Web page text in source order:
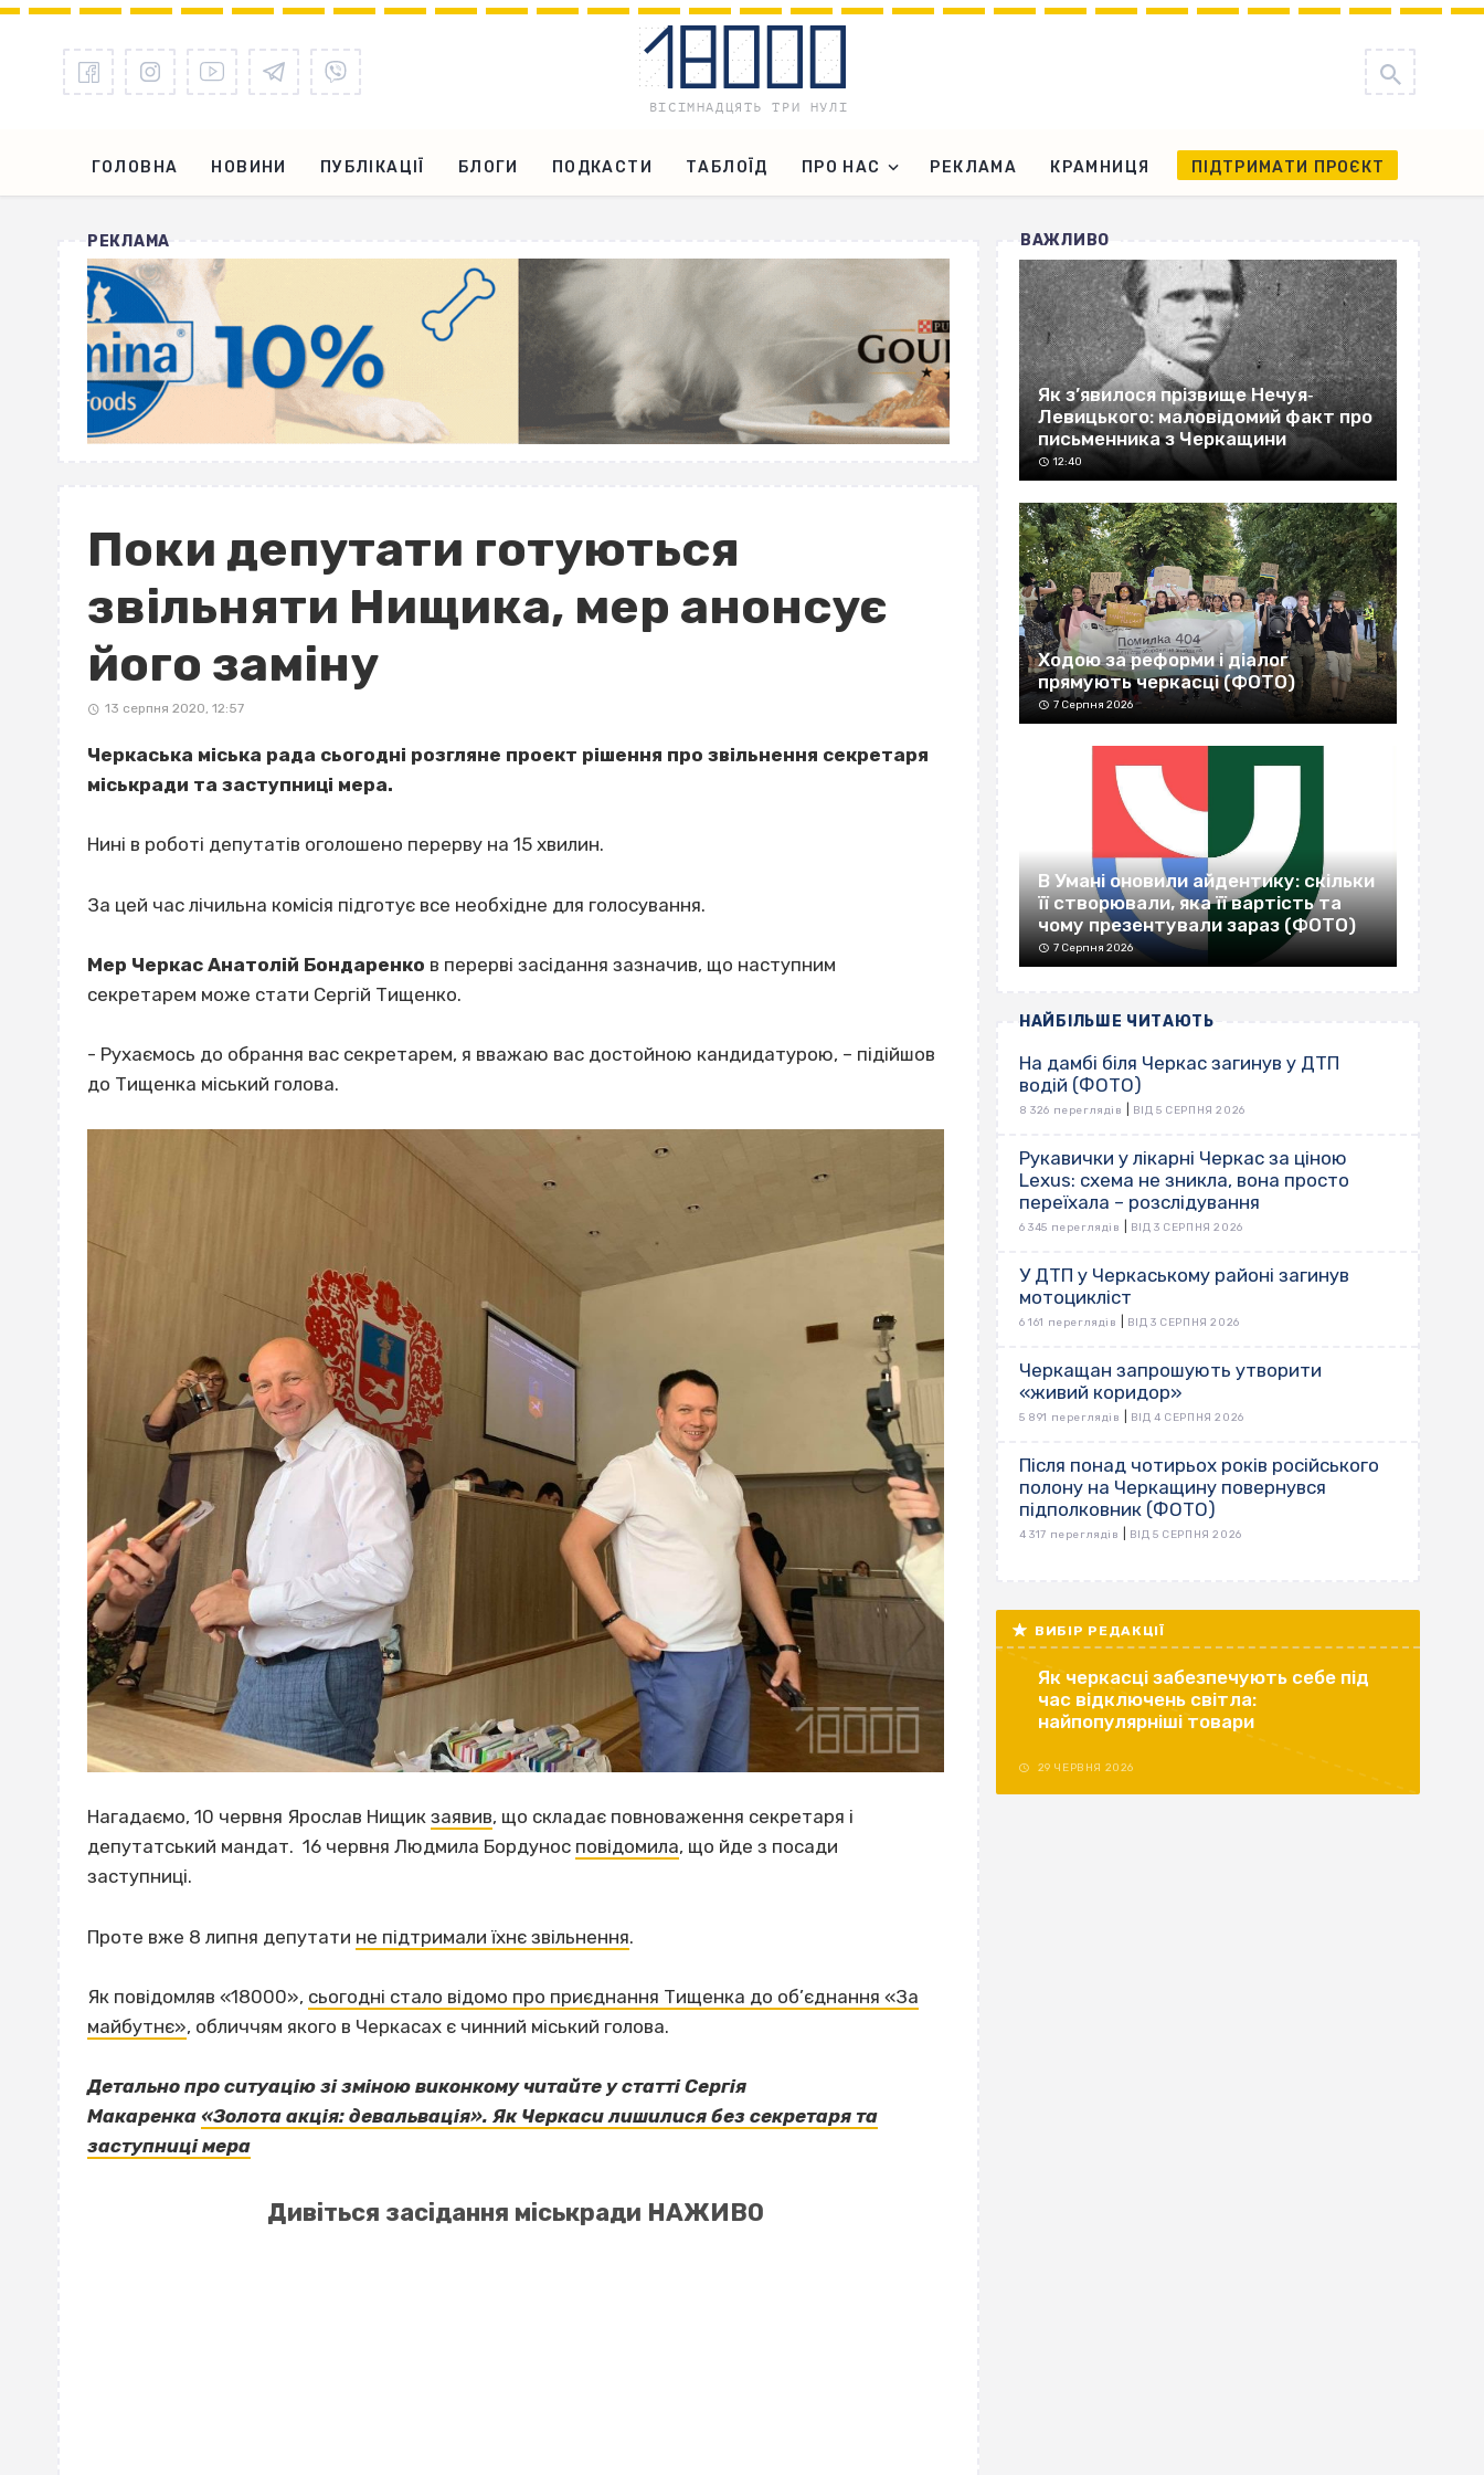
ГОЛОВНА НОВИНИ ПУБЛІКАЦІЇ БЛОГИ ПОДКАСТИ ТАБЛОЇД ПРО НАС РЕКЛАМА КРАМНИЦЯ ПІДТРИМАТИ ПРОЄКТ
РЕКЛАМА
Поки депутати готуються
звільняти Нищика, мер анонсує
його заміну
13 серпня 2020, 12:57
Черкаська міська рада сьогодні розгляне проект рішення про звільнення секретаря
міськради та заступниці мера.
Нині в роботі депутатів оголошено перерву на 15 хвилин.
За цей час лічильна комісія підготує все необхідне для голосування.
Мер Черкас Анатолій Бондаренко в перерві засідання зазначив, що наступним
секретарем може стати Сергій Тищенко.
- Рухаємось до обрання вас секретарем, я вважаю вас достойною кандидатурою, – підійшов
до Тищенка міський голова.
Нагадаємо, 10 червня Ярослав Нищик заявив, що складає повноваження секретаря і
депутатський мандат. 16 червня Людмила Бордунос повідомила, що йде з посади
заступниці.
Проте вже 8 липня депутати не підтримали їхнє звільнення.
Як повідомляв «18000», сьогодні стало відомо про приєднання Тищенка до об’єднання «За
майбутнє», обличчям якого в Черкасах є чинний міський голова.
Детально про ситуацію зі зміною виконкому читайте у статті Сергія
Макаренка «Золота акція: девальвація». Як Черкаси лишилися без секретаря та
заступниці мера
Дивіться засідання міськради НАЖИВО
ВАЖЛИВО
Як з’явилося прізвище Нечуя‐
Левицького: маловідомий факт про
письменника з Черкащини
12:40
Ходою за реформи і діалог
прямують черкасці (ФОТО)
7 Серпня 2026
В Умані оновили айдентику: скільки
її створювали, яка її вартість та
чому презентували зараз (ФОТО)
7 Серпня 2026
НАЙБІЛЬШЕ ЧИТАЮТЬ
На дамбі біля Черкас загинув у ДТП
водій (ФОТО)
8 326 переглядів ВІД 5 СЕРПНЯ 2026
Рукавички у лікарні Черкас за ціною
Lexus: схема не зникла, вона просто
переїхала – розслідування
6 345 переглядів ВІД 3 СЕРПНЯ 2026
У ДТП у Черкаському районі загинув
мотоцикліст
6 161 переглядів ВІД 3 СЕРПНЯ 2026
Черкащан запрошують утворити
«живий коридор»
5 891 переглядів ВІД 4 СЕРПНЯ 2026
Після понад чотирьох років російського
полону на Черкащину повернувся
підполковник (ФОТО)
4 317 переглядів ВІД 5 СЕРПНЯ 2026
ВИБІР РЕДАКЦІЇ
Як черкасці забезпечують себе під
час відключень світла:
найпопулярніші товари
29 ЧЕРВНЯ 2026